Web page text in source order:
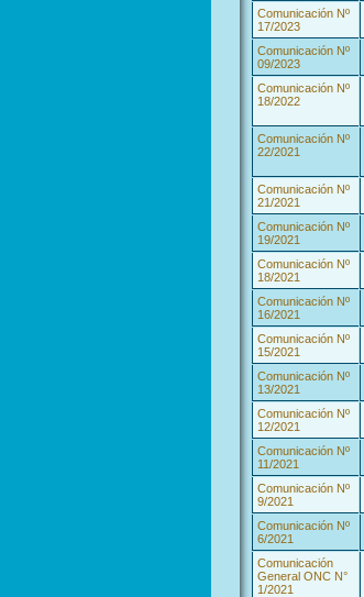
Comunicación Nº
17/2023
Comunicación Nº
09/2023
Comunicación Nº
18/2022
Comunicación Nº
22/2021
Comunicación Nº
21/2021
Comunicación Nº
19/2021
Comunicación Nº
18/2021
Comunicación Nº
16/2021
Comunicación Nº
15/2021
Comunicación Nº
13/2021
Comunicación Nº
12/2021
Comunicación Nº
11/2021
Comunicación Nº
9/2021
Comunicación Nº
6/2021
Comunicación
General ONC N°
1/2021